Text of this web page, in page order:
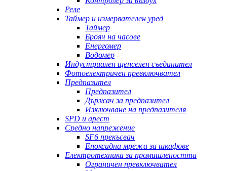
Реле
Таймер и измервателен уред
Таймер
Брояч на часове
Енергомер
Водомер
Индустриален щепселен съединител
Фотоелектричен превключвател
Предпазител
Предпазител
Държач за предпазител
Изключване на предпазителя
SPD и арест
Средно напрежение
SF6 прекъсвач
Епоксидна мрежа за шкафове
Електротехника за промишлеността
Ограничен превключвател